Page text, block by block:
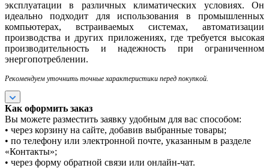
эксплуатации в различных климатических условиях. Он
идеально подходит для использования в промышленных
компьютерах, встраиваемых системах, автоматизации
производства и других приложениях, где требуется высокая
производительность и надежность при ограниченном
энергопотреблении.
Рекомендуем уточнить точные характеристики перед покупкой.
Как оформить заказ
Вы можете разместить заявку удобным для вас способом:
• через корзину на сайте, добавив выбранные товары;
• по телефону или электронной почте, указанным в разделе
«Контакты»;
• через форму обратной связи или онлайн-чат.